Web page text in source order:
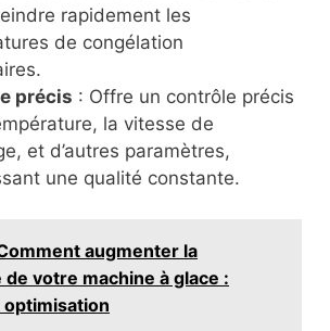
rapidement les
de congélation
précis : Offre un contrôle précis
la vitesse de
et d’autres paramètres,
une qualité constante.
augmenter la
votre machine à glace :